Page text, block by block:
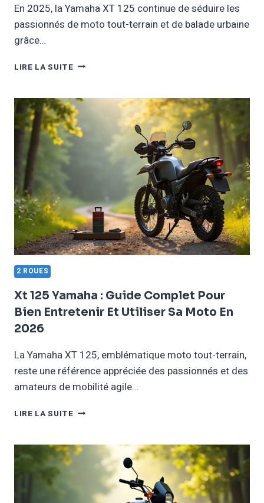
En 2025, la Yamaha XT 125 continue de séduire les
passionnés de moto tout-terrain et de balade urbaine
grâce…
LIRE LA SUITEXT
:
GUIDE
COMPLET
POUR
CHOISIR,
ENTRETENIR
ÉQUIPER
SA
MOTO
2 ROUES
Xt 125 Yamaha : Guide Complet Pour
Bien Entretenir Et Utiliser Sa Moto En
2026
La Yamaha XT 125, emblématique moto tout-terrain,
reste une référence appréciée des passionnés et des
amateurs de mobilité agile…
LIRE LA SUITEXT
:
COMPLET